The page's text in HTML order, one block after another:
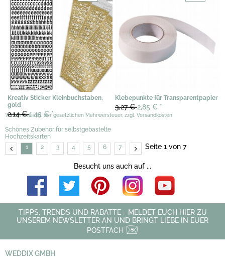
Kreativ Sticker Kleinbuchstaben,
gold
2,14 €1,45 €*
Klebepunkte für Transparentpapier
3,27 €2,85 € *
*Alle Preise inkl. der gesetzlichen Mehrwersteuer, zzgl. Versandkosten
Schönes Zubehör für selbstgebastelte
Hochzeitskarten
Seite 1 von 7
1 2 3 4 5 6 7
Besucht uns auch auf ...
TIPPS, TRENDS UND RABATTE - MELDET EUCH HIER ZU
UNSEREM NEWSLETTER AN UND BRINGT LIEBE IN EUER
POSTFACH
WEDDIX GMBH